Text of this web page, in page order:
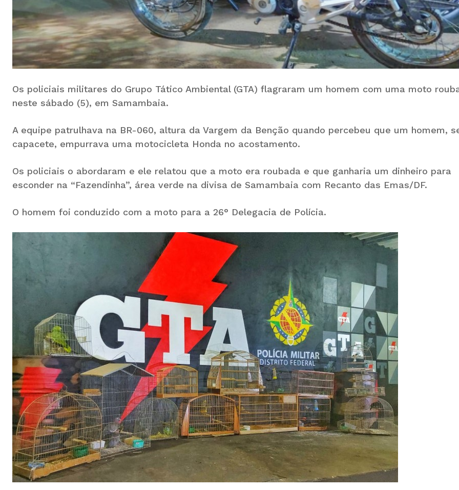
Os policiais militares do Grupo Tático Ambiental (GTA) flagraram um homem com uma moto
neste sábado (5), em Samambaia.
A equipe patrulhava na BR-060, altura da Vargem da Benção quando percebeu que um homem,
capacete, empurrava uma motocicleta Honda no acostamento.
Os policiais o abordaram e ele relatou que a moto era roubada e que ganharia um dinheiro para
esconder na “Fazendinha”, área verde na divisa de Samambaia com Recanto das Emas/DF.
O homem foi conduzido com a moto para a 26° Delegacia de Polícia.